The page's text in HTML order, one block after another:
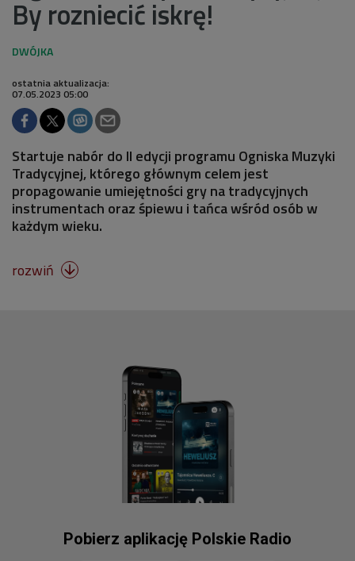
By rozniecić iskrę!
ostatnia aktualizacja:
07.05.2023 05:00
Startuje nabór do II edycji programu Ogniska Muzyki
Tradycyjnej, którego głównym celem jest
propagowanie umiejętności gry na tradycyjnych
instrumentach oraz śpiewu i tańca wśród osób w
każdym wieku.
rozwiń 
Pobierz aplikację Polskie Radio